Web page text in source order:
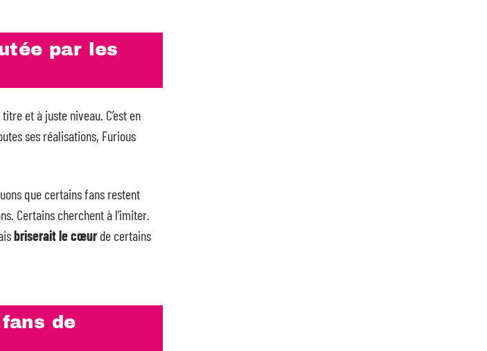
par les
et à juste niveau. C’est en
ses réalisations, Furious
que certains fans restent
Certains cherchent à l’imiter.
briserait le cœurde certains
de